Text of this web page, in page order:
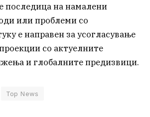
последица на намалени
или проблеми со
е направен за усогласување
со актуелните
и глобалните предизвици.
Top News